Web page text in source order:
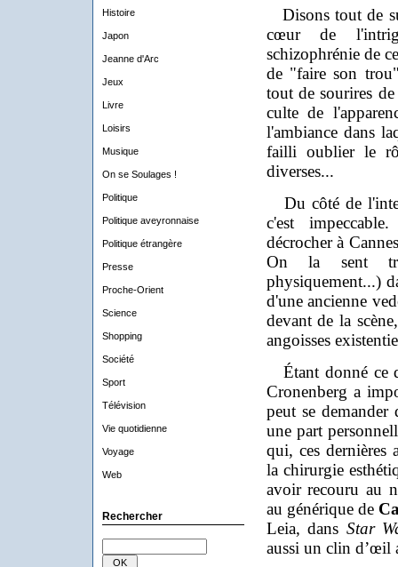
Histoire
Japon
Jeanne d'Arc
Jeux
Livre
Loisirs
Musique
On se Soulages !
Politique
Politique aveyronnaise
Politique étrangère
Presse
Proche-Orient
Science
Shopping
Société
Sport
Télévision
Vie quotidienne
Voyage
Web
Rechercher
Disons tout de
cœur de
schizophrénie de
de "faire son
tout de sourires
culte de
l'ambiance dans
failli oublier le
diverses...
Du côté de
c'est
décrocher à
On la sent
physiquement...)
d'une ancienne
devant de la
angoisses
Étant donné ce
Cronenberg a
peut se
une part
qui, ces dernières
la chirurgie
avoir recouru au
au générique de
Leia, dans Star
aussi un clin d’œil